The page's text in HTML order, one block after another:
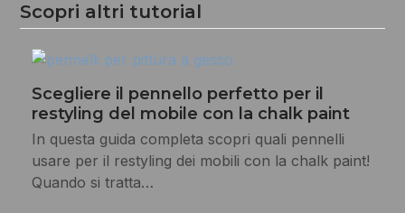
Scopri altri tutorial
Scegliere il pennello perfetto per il
restyling del mobile con la chalk paint
In questa guida completa scopri quali pennelli
usare per il restyling dei mobili con la chalk paint!
Quando si tratta…